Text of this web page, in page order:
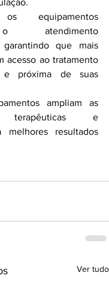
os equipamentos
atendimento
garantindo que mais
acesso ao tratamento
próxima de suas
ampliam as
terapêuticas e
melhores resultados
Ver tudo